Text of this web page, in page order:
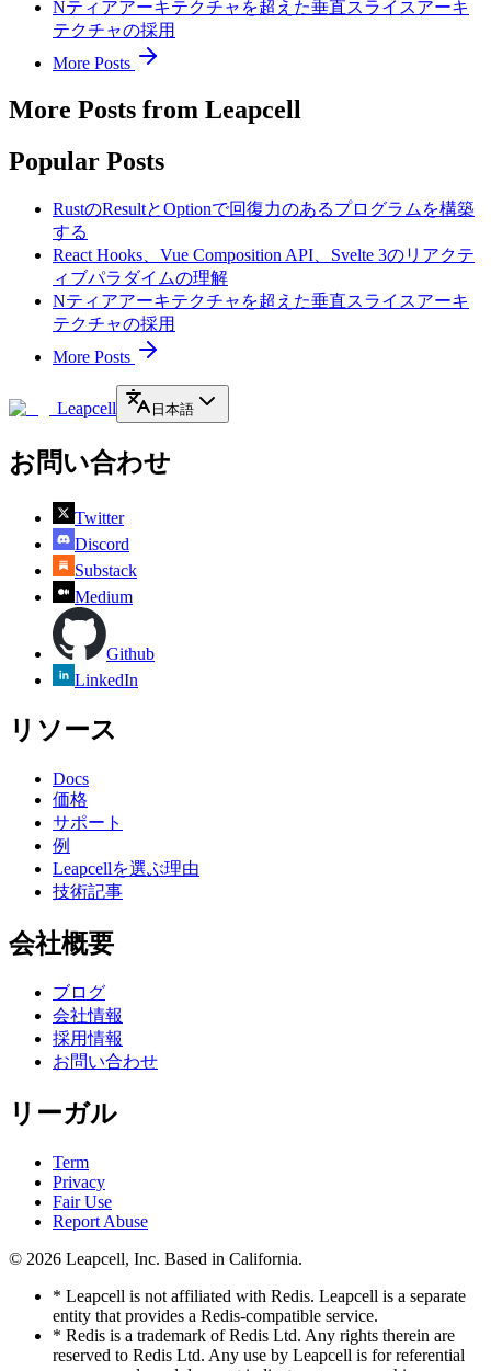
Nティアアーキテクチャを超えた垂直スライスアーキ
テクチャの採用
More Posts
More Posts from Leapcell
Popular Posts
RustのResultとOptionで回復力のあるプログラムを構築
する
React Hooks、Vue Composition API、Svelte 3のリアクテ
ィブパラダイムの理解
Nティアアーキテクチャを超えた垂直スライスアーキ
テクチャの採用
More Posts
Leapcell 日本語
お問い合わせ
Twitter
Discord
Substack
Medium
Github
LinkedIn
リソース
Docs
価格
サポート
例
Leapcellを選ぶ理由
技術記事
会社概要
ブログ
会社情報
採用情報
お問い合わせ
リーガル
Term
Privacy
Fair Use
Report Abuse
© 2026 Leapcell, Inc. Based in California.
* Leapcell is not affiliated with Redis. Leapcell is a separate
entity that provides a Redis-compatible service.
* Redis is a trademark of Redis Ltd. Any rights therein are
reserved to Redis Ltd. Any use by Leapcell is for referential